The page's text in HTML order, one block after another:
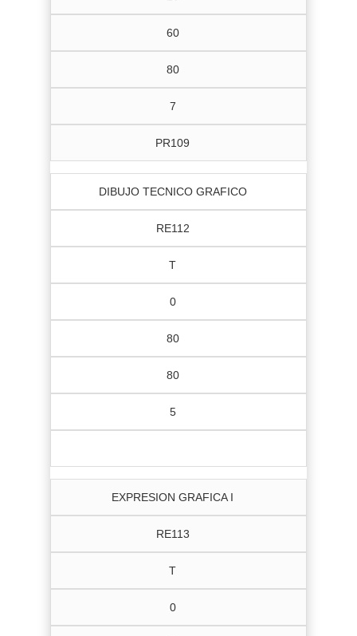
60
80
7
PR109
DIBUJO TECNICO GRAFICO
RE112
T
0
80
80
5
EXPRESION GRAFICA I
RE113
T
0